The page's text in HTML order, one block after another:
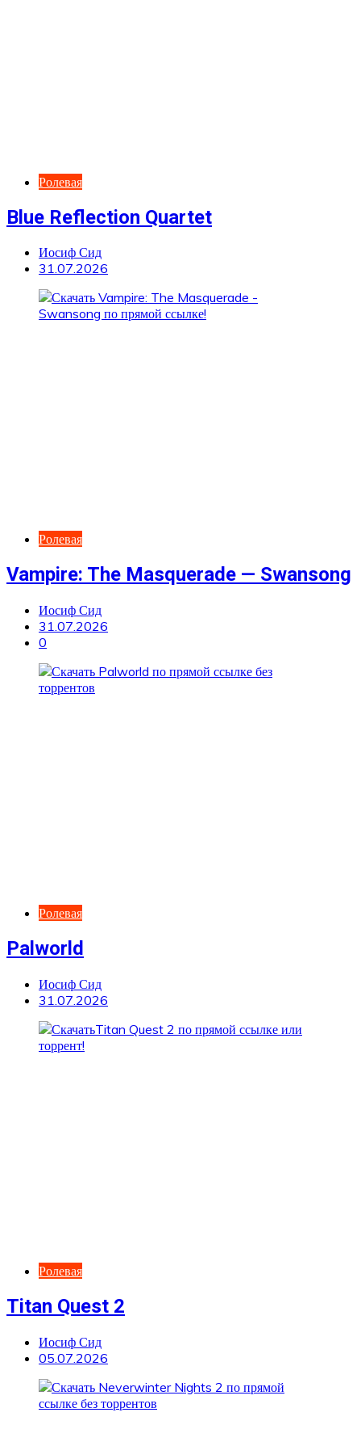
Ролевая
Blue Reflection Quartet
Иосиф Сид
31.07.2026
Ролевая
Vampire: The Masquerade — Swansong
Иосиф Сид
31.07.2026
0
Ролевая
Palworld
Иосиф Сид
31.07.2026
Ролевая
Titan Quest 2
Иосиф Сид
05.07.2026